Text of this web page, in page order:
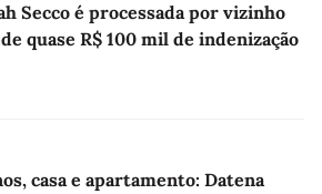
Secco é processada por vizinho
quase R$ 100 mil de indenização
casa e apartamento: Datena